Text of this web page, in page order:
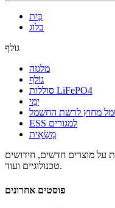
בַּיִת
בלוג
גוֹלף
מלגזה
גוֹלף
סוללות LiFePO4
יַמִי
מחוץ לרשת החשמל
ESS למגורים
מַשָׂאִית
על מוצרים חדשים, חידושים
טכנולוגיים ועוד.
פוסטים אחרונים